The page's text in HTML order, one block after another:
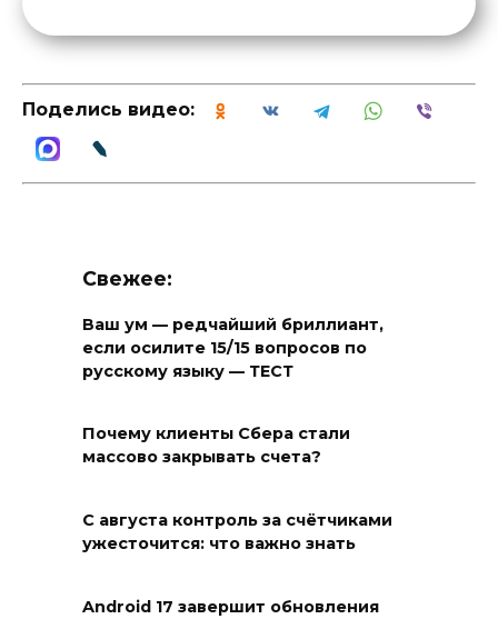
Поделись видео:
Свежее:
Ваш ум — редчайший бриллиант,
если осилите 15/15 вопросов по
русскому языку — ТЕСТ
Почему клиенты Сбера стали
массово закрывать счета?
С августа контроль за счётчиками
ужесточится: что важно знать
Android 17 завершит обновления